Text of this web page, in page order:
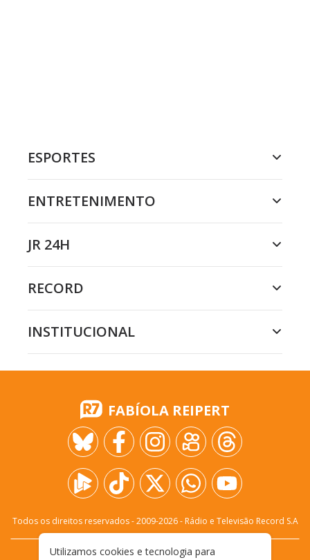
ESPORTES
ENTRETENIMENTO
JR 24H
RECORD
INSTITUCIONAL
FABÍOLA REIPERT
Todos os direitos reservados - 2009-2026- Rádio e Televisão Record S.A
Utilizamos cookies e tecnologia para